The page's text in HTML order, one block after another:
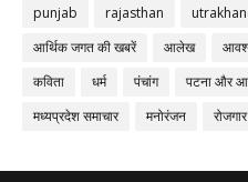
punjab rajasthan
आर्थिक जगत की खबरें
आलेख
कविता
धर्म पंचांग पटना और
मध्यप्रदेश समाचार
मनोरंजन रोजगार